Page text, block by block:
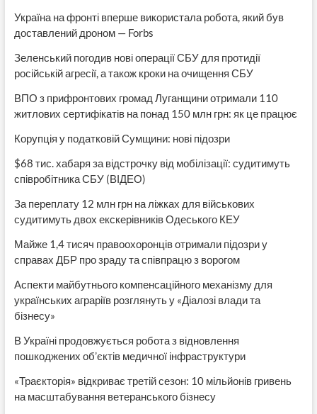
Україна на фронті вперше використала робота, який був
доставлений дроном — Forbs
Зеленський погодив нові операції СБУ для протидії
російській агресії, а також кроки на очищення СБУ
ВПО з прифронтових громад Луганщини отримали 110
житлових сертифікатів на понад 150 млн грн: як це працює
Корупція у податковій Сумщини: нові підозри
$68 тис. хабаря за відстрочку від мобілізації: судитимуть
співробітника СБУ (ВІДЕО)
За переплату 12 млн грн на ліжках для військових
судитимуть двох екскерівників Одеського КЕУ
Майже 1,4 тисяч правоохоронців отримали підозри у
справах ДБР про зраду та співпрацю з ворогом
Аспекти майбутнього компенсаційного механізму для
українських аграріїв розглянуть у «Діалозі влади та
бізнесу»
В Україні продовжується робота з відновлення
пошкоджених об’єктів медичної інфраструктури
«Траєкторія» відкриває третій сезон: 10 мільйонів гривень
на масштабування ветеранського бізнесу